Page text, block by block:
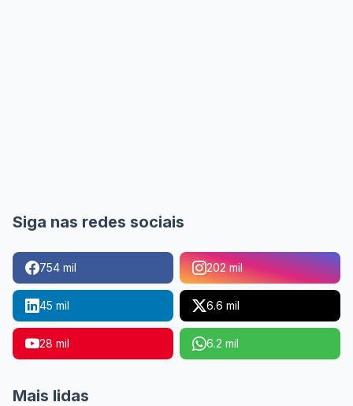
Siga nas redes sociais
754 mil 202 mil
45 mil 6.6 mil
28 mil 6.2 mil
Mais lidas